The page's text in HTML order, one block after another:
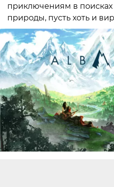
приключениям в поисках
природы, пусть хоть и